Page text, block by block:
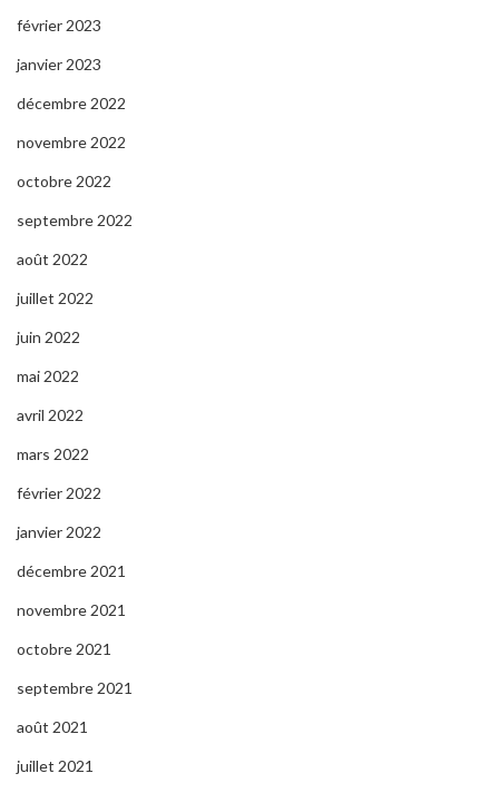
février 2023
janvier 2023
décembre 2022
novembre 2022
octobre 2022
septembre 2022
août 2022
juillet 2022
juin 2022
mai 2022
avril 2022
mars 2022
février 2022
janvier 2022
décembre 2021
novembre 2021
octobre 2021
septembre 2021
août 2021
juillet 2021